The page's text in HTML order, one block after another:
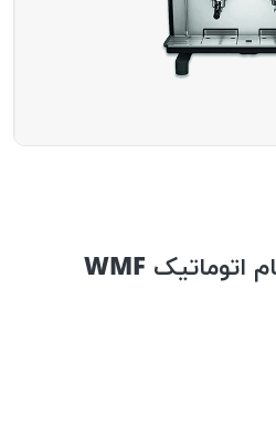
اسپرسو ماشین تمام‌ اتوماتیک WMF